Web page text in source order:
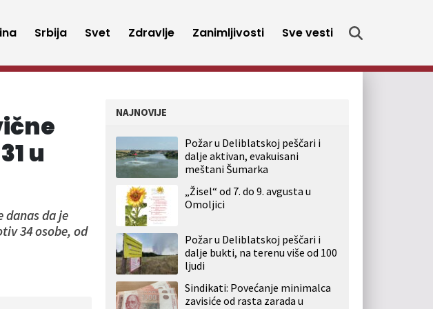
Srbija Svet Zdravlje Zanimljivosti Sve vesti
u
danas da je
34 osobe, od
NAJNOVIJE
Požar u Deliblatskoj peščari i
dalje aktivan, evakuisani
meštani Šumarka
„Žisel“ od 7. do 9. avgusta u
Omoljici
Požar u Deliblatskoj peščari i
dalje bukti, na terenu više od 100
ljudi
Sindikati: Povećanje minimalca
zavisiće od rasta zarada u